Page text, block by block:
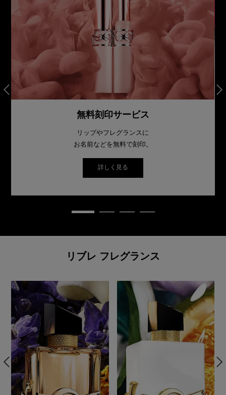
無料刻印サービス
リップやフレグランスに
お名前などを無料で刻印。
詳しく見る
リブレ フレグランス